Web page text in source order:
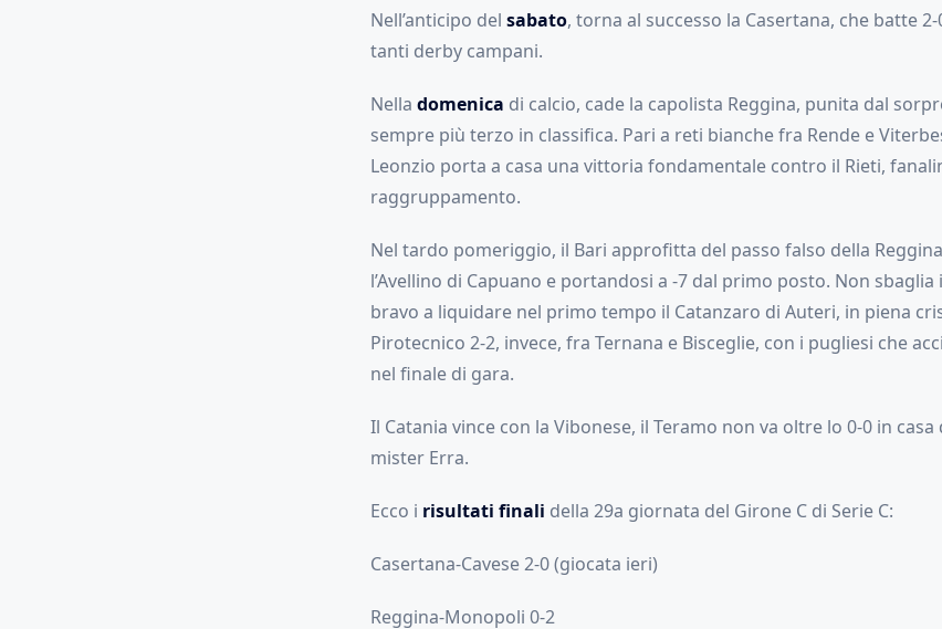
Nell’anticipo del sabato, torna al successo la Casertana, che batte
tanti derby campani.
Nella domenica di calcio, cade la capolista Reggina, punita dal
sempre più terzo in classifica. Pari a reti bianche fra Rende e
Leonzio porta a casa una vittoria fondamentale contro il Rieti,
raggruppamento.
Nel tardo pomeriggio, il Bari approfitta del passo falso della
l’Avellino di Capuano e portandosi a -7 dal primo posto. Non sbaglia
bravo a liquidare nel primo tempo il Catanzaro di Auteri, in piena
Pirotecnico 2-2, invece, fra Ternana e Bisceglie, con i pugliesi che
nel finale di gara.
Il Catania vince con la Vibonese, il Teramo non va oltre lo 0-0 in casa
mister Erra.
Ecco i risultati finali della 29a giornata del Girone C di Serie C:
Casertana-Cavese 2-0 (giocata ieri)
Reggina-Monopoli 0-2